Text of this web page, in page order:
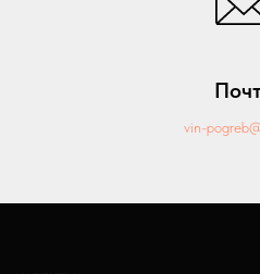
vin-